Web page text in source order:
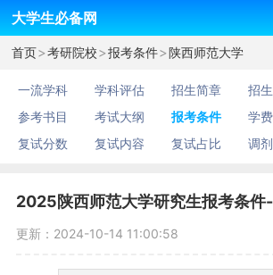
大学生必备网
首页>考研院校>报考条件>陕西师范大学
一流学科 学科评估 招生简章 招
参考书目
考试大纲 报考条件 学
复试分数
复试内容 复试占比 调
2025陕西师范大学研究生报考条件
更新：2024-10-14 11:00:58